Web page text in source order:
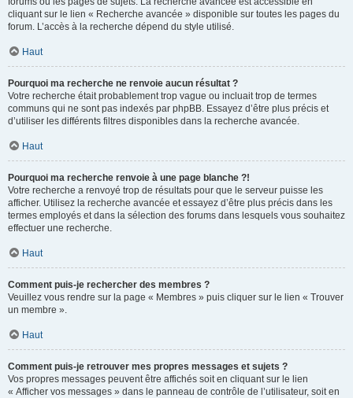
cliquant sur le lien « Recherche avancée » disponible sur toutes les pages du
forum. L’accès à la recherche dépend du style utilisé.
Haut
Pourquoi ma recherche ne renvoie aucun résultat ?
Votre recherche était probablement trop vague ou incluait trop de termes
communs qui ne sont pas indexés par phpBB. Essayez d’être plus précis et
d’utiliser les différents filtres disponibles dans la recherche avancée.
Haut
Pourquoi ma recherche renvoie à une page blanche ?!
Votre recherche a renvoyé trop de résultats pour que le serveur puisse les
afficher. Utilisez la recherche avancée et essayez d’être plus précis dans les
termes employés et dans la sélection des forums dans lesquels vous souhaitez
effectuer une recherche.
Haut
Comment puis-je rechercher des membres ?
Veuillez vous rendre sur la page « Membres » puis cliquer sur le lien « Trouver
un membre ».
Haut
Comment puis-je retrouver mes propres messages et sujets ?
Vos propres messages peuvent être affichés soit en cliquant sur le lien
« Afficher vos messages » dans le panneau de contrôle de l’utilisateur, soit en